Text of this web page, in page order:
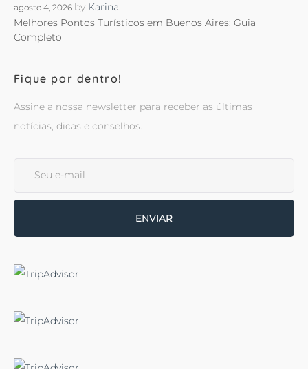
agosto 4, 2026 by Karina
Melhores Pontos Turísticos em Buenos Aires: Guia
Completo
Fique por dentro!
Assine a nossa newsletter para receber as últimas
notícias, dicas e conselhos.
ENVIAR